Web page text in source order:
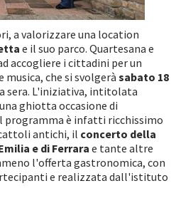
a valorizzare una location
e il suo parco. Quartesana e
accogliere i cittadini per un
che si svolgerà sabato 18
sera. L'iniziativa, intitolata
ghiotta occasione di
programma è infatti ricchissimo
antichi, il concerto della
e di Ferrara e tante altre
l'offerta gastronomica, con
e realizzata dall'istituto